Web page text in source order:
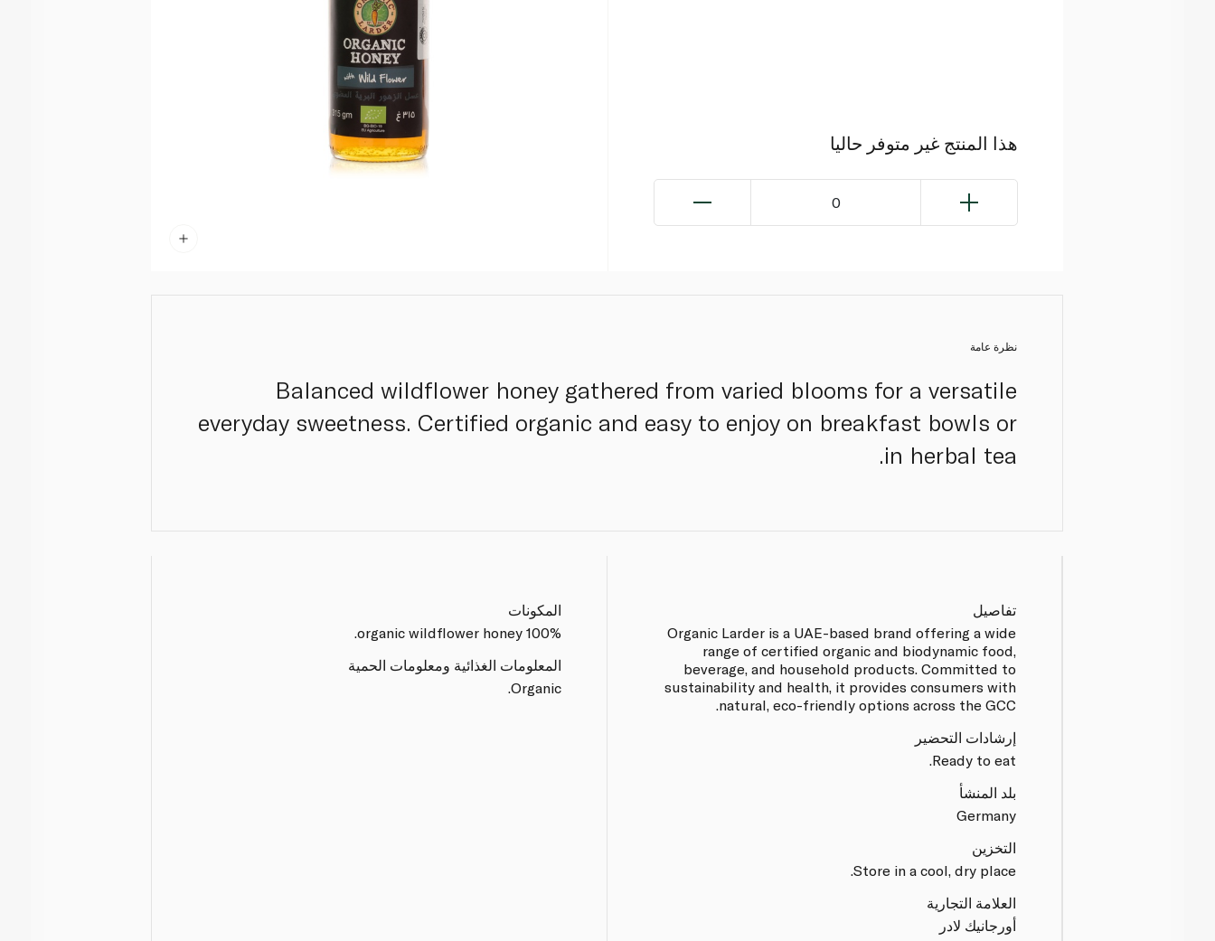
هذا المنتج غير متوفر حاليا
0
نظرة عامة
Balanced wildflower honey gathered from varied blooms for a versatile
everyday sweetness. Certified organic and easy to enjoy on breakfast bowls or
in herbal tea.
تفاصيل
Organic Larder is a UAE-based brand offering a wide
range of certified organic and biodynamic food,
beverage, and household products. Committed to
sustainability and health, it provides consumers with
natural, eco-friendly options across the GCC.
إرشادات التحضير
Ready to eat.
بلد المنشأ
Germany
التخزين
Store in a cool, dry place.
العلامة التجارية
أورجانيك لادر
المكونات
100% organic wildflower honey.
المعلومات الغذائية ومعلومات الحمية
Organic.